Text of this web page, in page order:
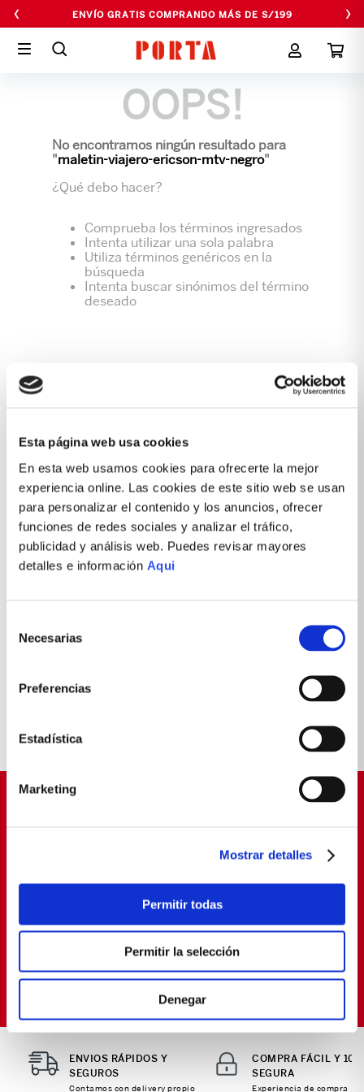
Esta página web usa cookies
En esta web usamos cookies para ofrecerte la mejor
experiencia online. Las cookies de este sitio web se usan
para personalizar el contenido y los anuncios, ofrecer
funciones de redes sociales y analizar el tráfico,
publicidad y análisis web. Puedes revisar mayores
detalles e información Aqui
Necesarias
Preferencias
Estadística
Marketing
Mostrar detalles
Permitir todas
Permitir la selección
Denegar
‹ ENVÍO GRATIS COMPRANDO MÁS DE S/199 ›
OOPS!
No encontramos ningún resultado para
"maletin-viajero-ericson-mtv-negro"
¿Qué debo hacer?
Comprueba los términos ingresados
Intenta utilizar una sola palabra
Utiliza términos genéricos en la
búsqueda
Intenta buscar sinónimos del término
deseado
Déjanos tu email y seras el primero en enterarte de
SUSCRIBIRME
para envío de promociones
ENVIOS RÁPIDOS Y
SEGUROS
Contamos con delivery propio
COMPRA FÁCIL Y
SEGURA
Experiencia de compra